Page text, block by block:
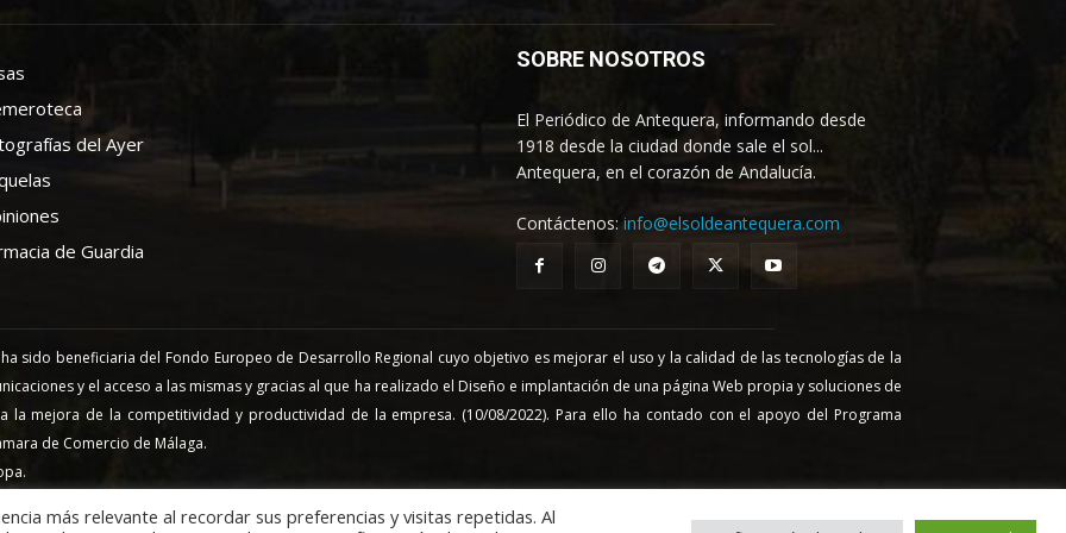
del Ayer
de Guardia
SOBRE NOSOTROS
El Periódico de Antequera, informando desde
1918 desde la ciudad donde sale el sol...
Antequera, en el corazón de Andalucía.
Contáctenos: info@elsoldeantequera.com
ha sido beneficiaria del Fondo Europeo de Desarrollo Regional cuyo objetivo es mejorar el uso y la calidad de las tecnologías de la
y el acceso a las mismas y gracias al que ha realizado el Diseño e implantación de una página Web propia y soluciones de
la mejora de la competitividad y productividad de la empresa. (10/08/2022). Para ello ha contado con el apoyo del Programa
de Comercio de Málaga.
más relevante al recordar sus preferencias y visitas repetidas. Al